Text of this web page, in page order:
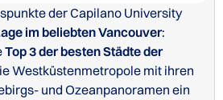
der Capilano University
im beliebten Vancouver:
Top 3 der besten Städte der
Westküstenmetropole mit ihren
und Ozeanpanoramen ein